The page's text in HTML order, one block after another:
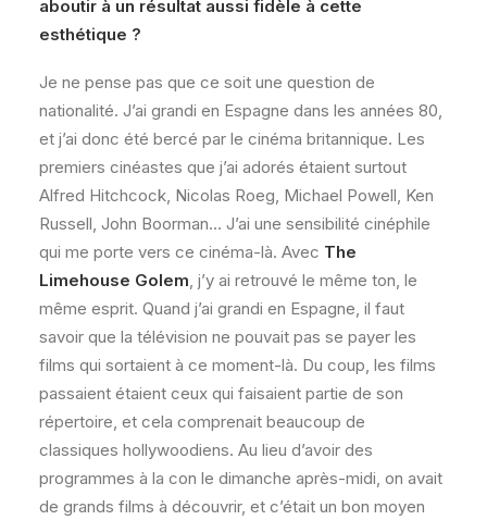
aboutir à un résultat aussi fidèle à cette
esthétique ?
Je ne pense pas que ce soit une question de
nationalité. J’ai grandi en Espagne dans les années 80,
et j’ai donc été bercé par le cinéma britannique. Les
premiers cinéastes que j’ai adorés étaient surtout
Alfred Hitchcock, Nicolas Roeg, Michael Powell, Ken
Russell, John Boorman… J’ai une sensibilité cinéphile
qui me porte vers ce cinéma-là. Avec The
Limehouse Golem , j’y ai retrouvé le même ton, le
même esprit. Quand j’ai grandi en Espagne, il faut
savoir que la télévision ne pouvait pas se payer les
films qui sortaient à ce moment-là. Du coup, les films
passaient étaient ceux qui faisaient partie de son
répertoire, et cela comprenait beaucoup de
classiques hollywoodiens. Au lieu d’avoir des
programmes à la con le dimanche après-midi, on avait
de grands films à découvrir, et c’était un bon moyen